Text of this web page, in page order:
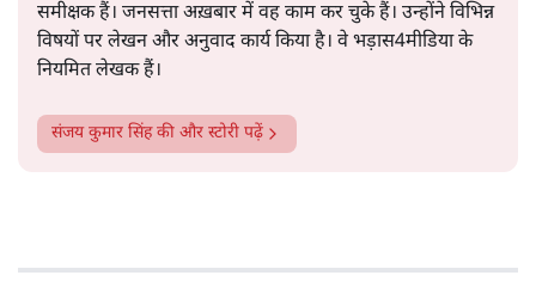
समीक्षक हैं। जनसत्ता अख़बार में वह काम कर चुके हैं। उन्होंने विभिन्न
विषयों पर लेखन और अनुवाद कार्य किया है। वे भड़ास4मीडिया के
नियमित लेखक हैं।
संजय कुमार सिंहकी और स्टोरी पढ़ें